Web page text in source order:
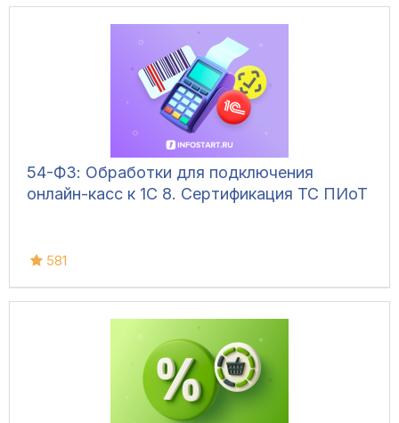
54-ФЗ: Обработки для подключения
онлайн-касс к 1С 8. Сертификация ТС ПИоТ
581